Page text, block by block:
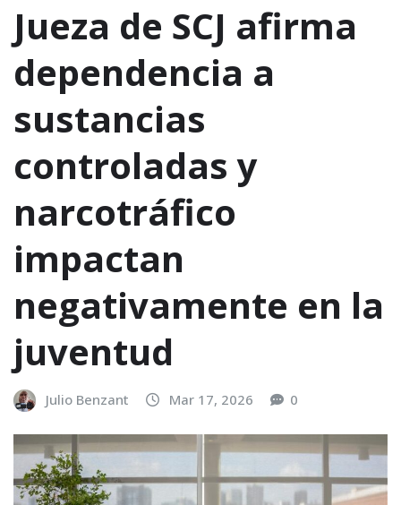
Jueza de SCJ afirma
dependencia a
sustancias
controladas y
narcotráfico
impactan
negativamente en la
juventud
Julio Benzant Mar 17, 2026 0